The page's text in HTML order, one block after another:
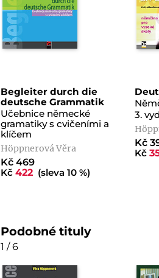
Begleiter durch die
deutsche Grammatik
Učebnice německé
gramatiky s cvičeními a
klíčem
Höppnerová Věra
Kč 469
Kč422 (sleva 10 %)
3.
Kč
Kč
Podobné tituly
1 / 6